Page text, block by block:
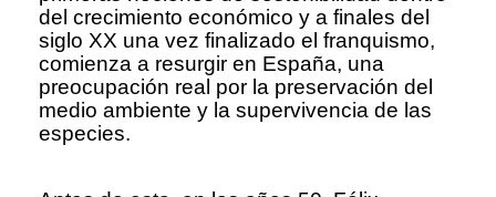
del crecimiento económico y a finales del
siglo XX una vez finalizado el franquismo,
comienza a resurgir en España, una
preocupación real por la preservación del
medio ambiente y la supervivencia de las
especies.